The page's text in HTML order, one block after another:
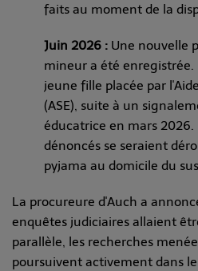
faits au moment de la
Juin 2026 : Une nouvelle
mineur a été enregistrée.
jeune fille placée par
(ASE), suite à un
éducatrice en mars 2026.
dénoncés se seraient
pyjama au domicile du
La procureure d'Auch a
enquêtes judiciaires allaient
parallèle, les recherches
poursuivent activement dans